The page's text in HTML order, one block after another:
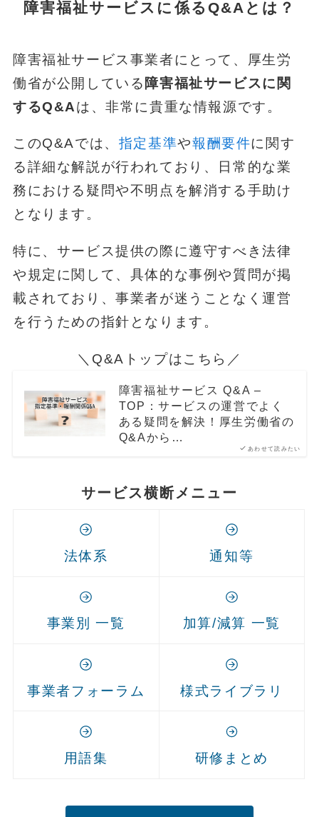
障害福祉サービスに係るQ&Aとは？
障害福祉サービス事業者にとって、厚生労
働省が公開している 障害福祉サービスに関
するQ&Aは、非常に貴重な情報源です。
このQ&Aでは、 指定基準や報酬要件に関す
る詳細な解説が行われており、日常的な業
務における疑問や不明点を解消する手助け
となります。
特に、サービス提供の際に遵守すべき法律
や規定に関して、具体的な事例や質問が掲
載されており、事業者が迷うことなく運営
を行うための指針となります。
＼Q&Aトップはこちら／
あわせて読みたい
障害福祉サービス Q&A –
TOP：サービスの運営でよく
ある疑問を解決！厚生労働省の
Q&Aから…
サービス横断メニュー
法体系 通知等
事業別 一覧 加算/減算 一覧
事業者フォーラム 様式ライブラリ
用語集 研修まとめ